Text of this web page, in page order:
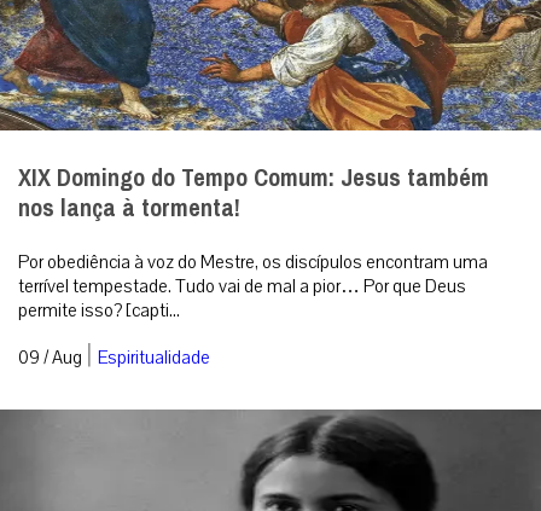
XIX Domingo do Tempo Comum: Jesus também
nos lança à tormenta!
Por obediência à voz do Mestre, os discípulos encontram uma
terrível tempestade. Tudo vai de mal a pior… Por que Deus
permite isso? [capti...
09 / Aug | Espiritualidade